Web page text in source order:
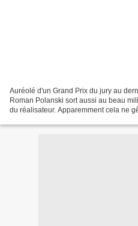
Auréolé d'un Grand Prix du jury au
Roman Polanski sort aussi au beau
du réalisateur. Apparemment cela ne